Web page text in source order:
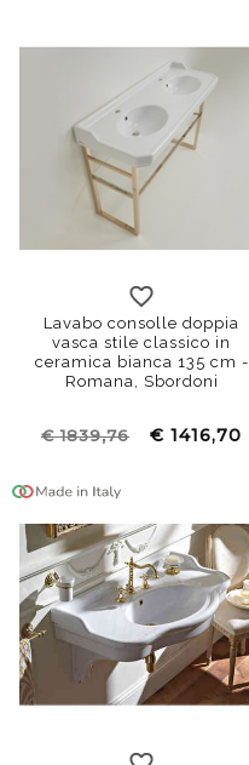
Lavabo consolle doppia
vasca stile classico in
ceramica bianca 135 cm -
Romana, Sbordoni
€ 1839,76 € 1416,70